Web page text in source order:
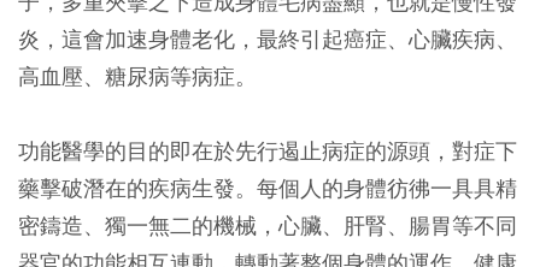
炎，這會加速身體老化，最終引起癌症、心臟疾病、
高血壓、糖尿病等病症。
功能醫學的目的即在於先行遏止病症的源頭，對症下
藥擊破潛在的疾病生發。每個人的身體彷彿一具具精
密鑄造、獨一無二的機械，心臟、肝腎、腸胃等不同